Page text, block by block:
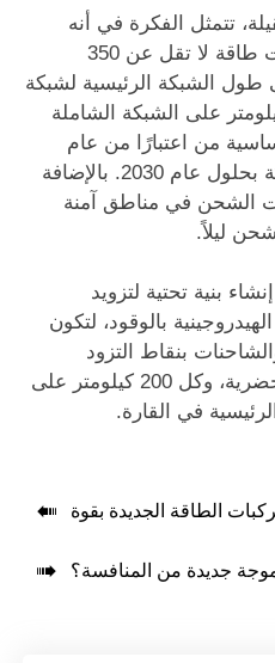
تتمثل الفكرة في أنه
يجب تركيب أجهزة شحن ذات طاقة لا تقل عن 350
على طول الشبكة الرئيسية لشبكة
عبر أوروبا، وكل 100 كيلومتر على الشبكة الشاملة
من اعتبارًا من عام
2025، مع تغطية كاملة للشبكة بحلول عام 2030. بالإضافة
الشحن في مناطق آمنة
ليلاً.
2030، يجب إنشاء بنية تحتية لتزويد
بالوقود، لتكون
بنقاط التزود
بالوقود على جميع الطرق الحضرية، وكل 200 كيلومتر على
في القارة.

